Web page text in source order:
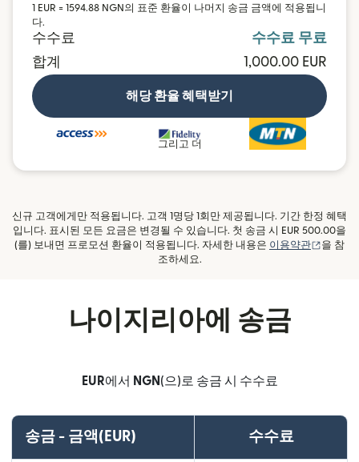
1 EUR = 1594.88 NGN의 표준 환율이 나머지 송금 금액에 적용됩니
다.
수수료
수수료 무료
합계
1,000.00 EUR
해당 환율 혜택받기
그리고 더
신규 고객에게만 적용됩니다. 고객 1명당 1회만 제공됩니다. 기간 한정 혜택
입니다. 표시된 모든 요금은 변경될 수 있습니다. 첫 송금 시 EUR 500.00을
(를) 보내면 프로모션 환율이 적용됩니다. 자세한 내용은 이용약관 (새 창
을 참
조하세요.
나이지리아에 송금
EUR에서 NGN (으)로 송금 시 수수료
송금 - 금액(EUR) 수수료